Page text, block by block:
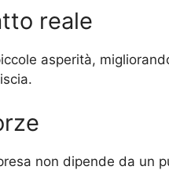
reale
asperità,
non dipende da un